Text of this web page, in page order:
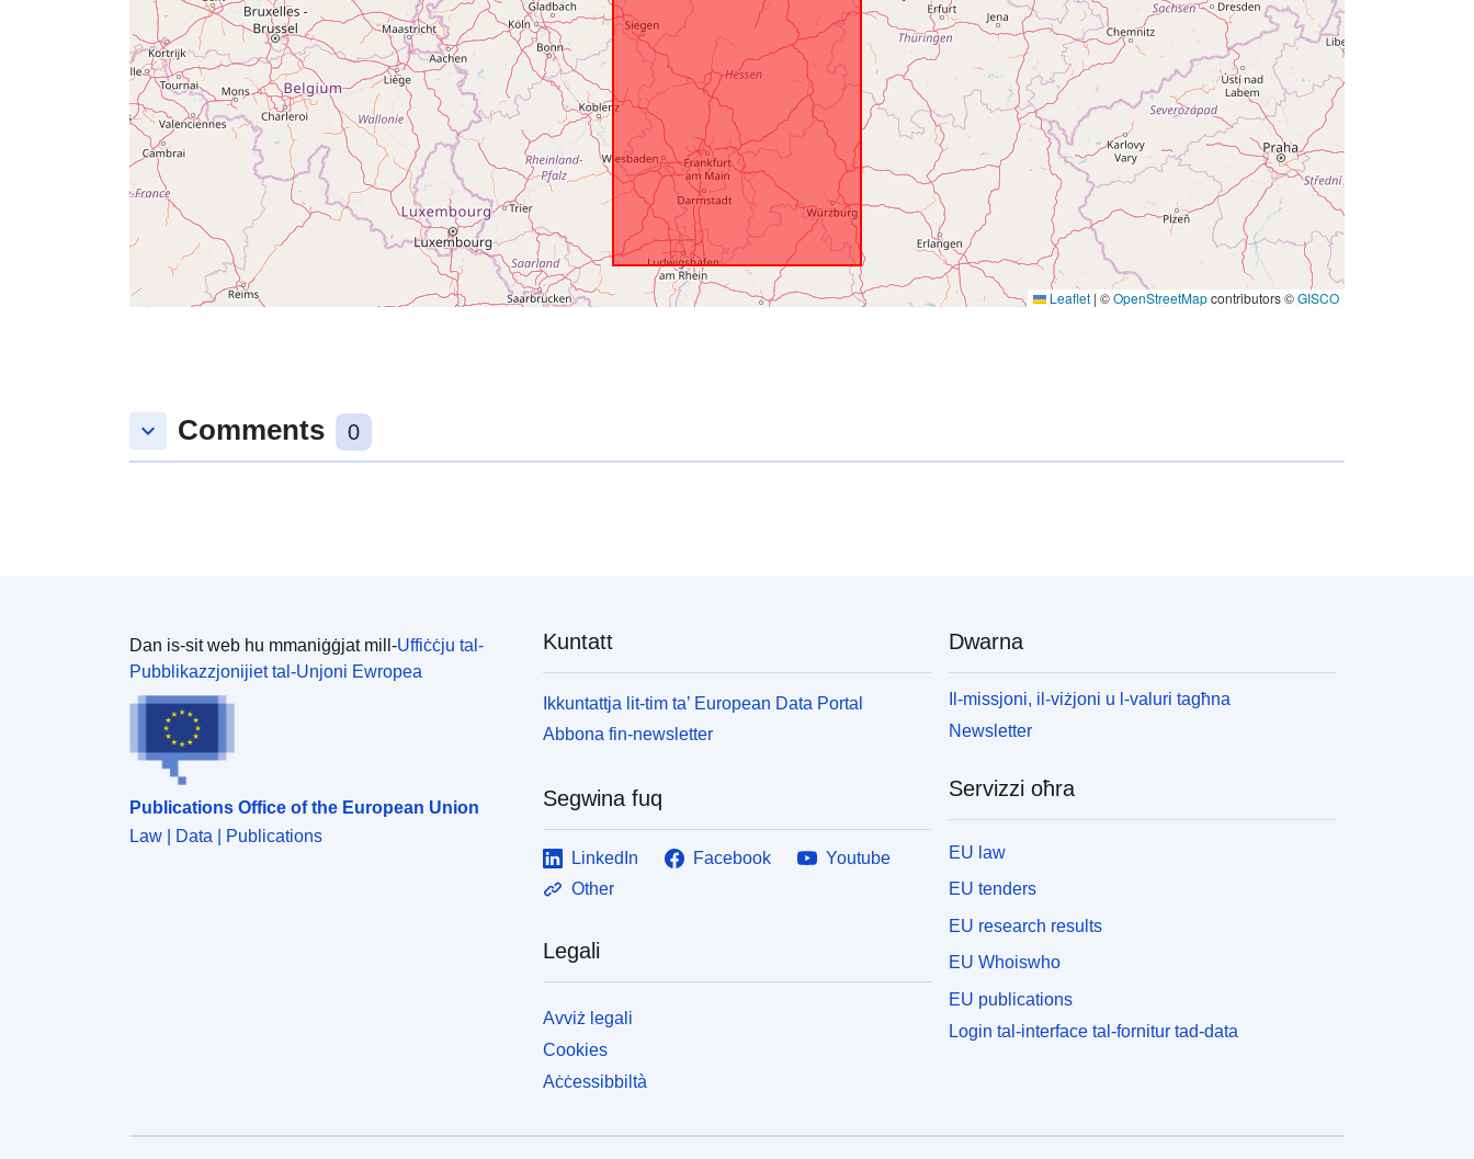
Leaflet | ©OpenStreetMapcontributors ©GISCO
keyboard_arrow_down Comments 0
Dan is-sit web hu mmaniġġjat mill-Uffiċċju tal-
Pubblikazzjonijiet tal-Unjoni Ewropea
Publications Office of the European Union
Law | Data | Publications
Kuntatt
Ikkuntattja lit-tim ta’ European Data Portal
Abbona fin-newsletter
Segwina fuq
LinkedIn Facebook
Youtube
Other
Legali
Avviż legali
Cookies
Aċċessibbiltà
Dwarna
Il-missjoni, il-viżjoni u l-valuri tagħna
Newsletter
Servizzi oħra
EU law
EU tenders
EU research results
EU Whoiswho
EU publications
Login tal-interface tal-fornitur tad-data